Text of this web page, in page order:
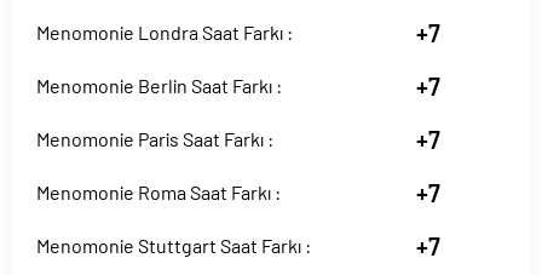
Menomonie Londra Saat Farkı : +7
Menomonie Berlin Saat Farkı : +7
Menomonie Paris Saat Farkı : +7
Menomonie Roma Saat Farkı : +7
Menomonie Stuttgart Saat Farkı : +7